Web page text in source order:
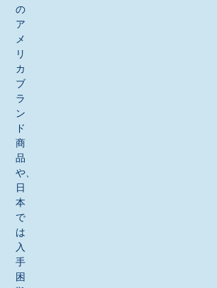
の
ア
メ
リ
カ
ブ
ラ
ン
ド
商
品
や、
日
本
で
は
入
手
困